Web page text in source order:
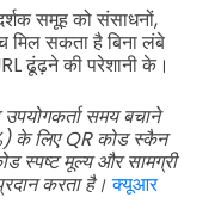
समूह को संसाधनों,
मिल सकता है बिना लंबे
ढूंढ़ने की परेशानी के।
समय बचाने
के लिए QR कोड स्कैन
स्पष्ट मूल्य और सामग्री
करता है।क्यूआर